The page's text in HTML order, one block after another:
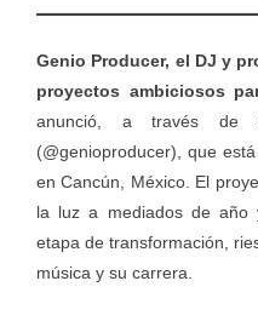
Genio Producer, el DJ y
proyectos ambiciosos
anunció, a través de
(@genioproducer), que
en Cancún, México. El
la luz a mediados de año
etapa de transformación,
música y su carrera.